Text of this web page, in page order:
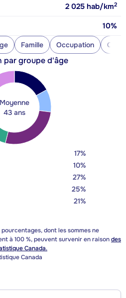
2 025 hab/km2
10%
Famille Occupation
par groupe d'âge
Moyenne
43 ans
17%
10%
27%
25%
21%
dont les sommes ne
à 100 %, peuvent survenir en raisondes
Canada.
Canada